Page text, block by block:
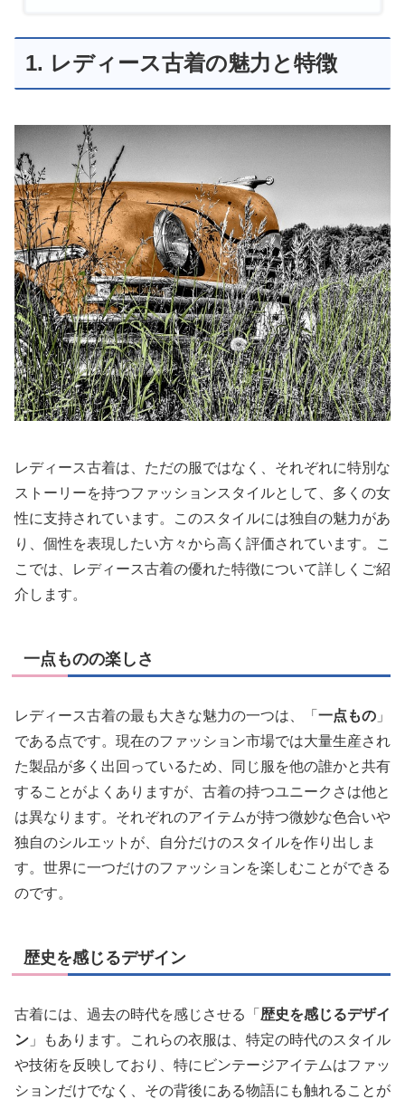
1. レディース古着の魅力と特徴
レディース古着は、ただの服ではなく、それぞれに特別な
ストーリーを持つファッションスタイルとして、多くの女
性に支持されています。このスタイルには独自の魅力があ
り、個性を表現したい方々から高く評価されています。こ
こでは、レディース古着の優れた特徴について詳しくご紹
介します。
一点ものの楽しさ
レディース古着の最も大きな魅力の一つは、「 一点もの 」
である点です。現在のファッション市場では大量生産され
た製品が多く出回っているため、同じ服を他の誰かと共有
することがよくありますが、古着の持つユニークさは他と
は異なります。それぞれのアイテムが持つ微妙な色合いや
独自のシルエットが、自分だけのスタイルを作り出しま
す。世界に一つだけのファッションを楽しむことができる
のです。
歴史を感じるデザイン
古着には、過去の時代を感じさせる「 歴史を感じるデザイ
ン 」もあります。これらの衣服は、特定の時代のスタイル
や技術を反映しており、特にビンテージアイテムはファッ
ションだけでなく、その背後にある物語にも触れることが